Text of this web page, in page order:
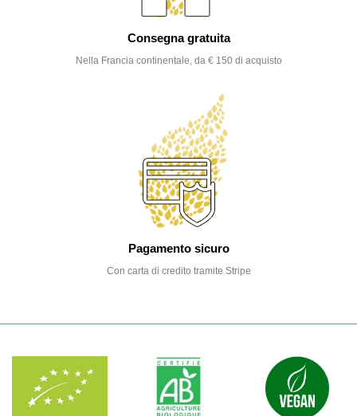
Consegna gratuita
Nella Francia continentale, da € 150 di acquisto
Pagamento sicuro
Con carta di credito tramite Stripe